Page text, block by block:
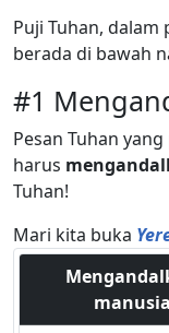
Puji Tuhan,
berada di bawah
#1
Pesan Tuhan
harus
Tuhan!
Mari kita buka
manusia